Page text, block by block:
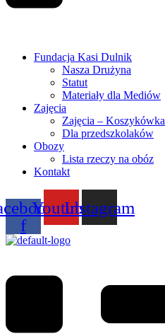
Fundacja Kasi Dulnik
Nasza Drużyna
Statut
Materiały dla Mediów
Zajęcia
Zajęcia – Koszykówka
Dla przedszkolaków
Obozy
Lista rzeczy na obóz
Kontakt
f
YoutubeInstagram